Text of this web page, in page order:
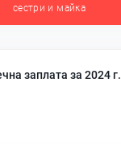
сестри и майка
заплата за 2024 г.